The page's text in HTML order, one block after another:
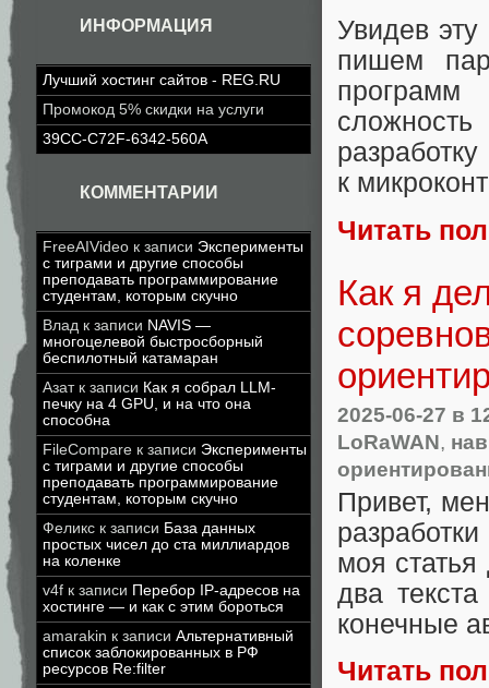
ИНФОРМАЦИЯ
Лучший хостинг сайтов - REG.RU
Промокод 5% скидки на услуги
39CC-C72F-6342-560A
КОММЕНТАРИИ
FreeAIVideo к записи Эксперименты
с тиграми и другие способы
преподавать программирование
студентам, которым скучно
Влад к записи NAVIS —
многоцелевой быстросборный
беспилотный катамаран
Азатк записи Как я собрал LLM-
печку на 4 GPU, и на что она
способна
FileCompare к записи Эксперименты
с тиграми и другие способы
преподавать программирование
студентам, которым скучно
Феликс к записи База данных
простых чисел до ста миллиардов
на коленке
v4f к записи Перебор IP-адресов на
хостинге — и как с этим бороться
amarakin к записи Альтернативный
список заблокированных в РФ
ресурсов Re:filter
Увидев
пишем
к
Читать
Как я
2025-06-27 в
LoRaWAN,
Привет,
моя
два
конечные
Читать